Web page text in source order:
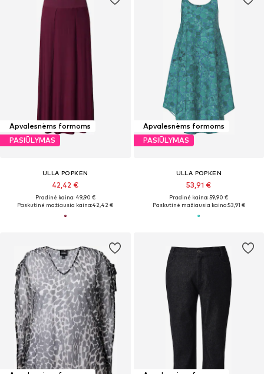
Apvalesnėms formoms
PASIŪLYMAS
ULLA POPKEN
42,42 €
Pradinė kaina: 49,90 €
Paskutinė mažiausia kaina:42,42 €
Apvalesnėms formoms
PASIŪLYMAS
ULLA POPKEN
53,91 €
Pradinė kaina: 59,90 €
Paskutinė mažiausia kaina:53,91 €